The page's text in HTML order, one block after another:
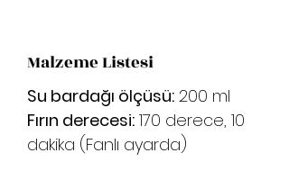
Malzeme Listesi
Su bardağı ölçüsü: 200 ml
Fırın derecesi: 170 derece, 10
dakika (Fanlı ayarda)